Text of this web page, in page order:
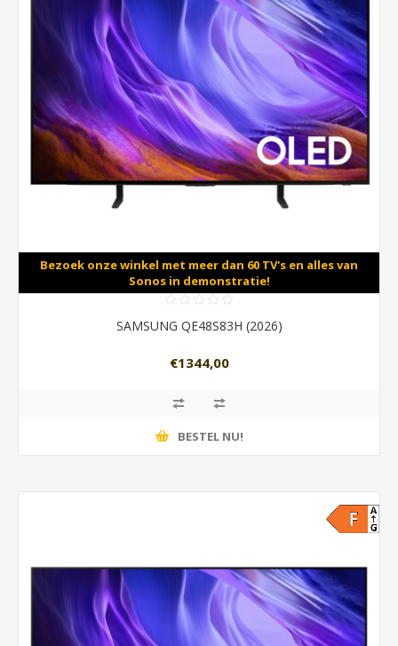
Bezoek onze winkel met meer dan 60 TV's en alles van
Sonos in demonstratie!
SAMSUNG QE48S83H (2026)
€1344,00
BESTEL NU!